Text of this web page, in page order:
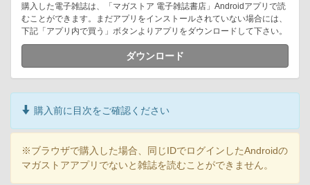
購入した電子雑誌は、「マガストア 電子雑誌書店」Androidアプリで読
むことができます。まだアプリをインストールされていない場合には、
下記「アプリ内で買う」ボタンよりアプリをダウンロードして下さい。
ダウンロード
購入前に目次をご確認ください
※ブラウザで購入した場合、同じIDでログインしたAndroidの
マガストアアプリでないと雑誌を読むことができません。